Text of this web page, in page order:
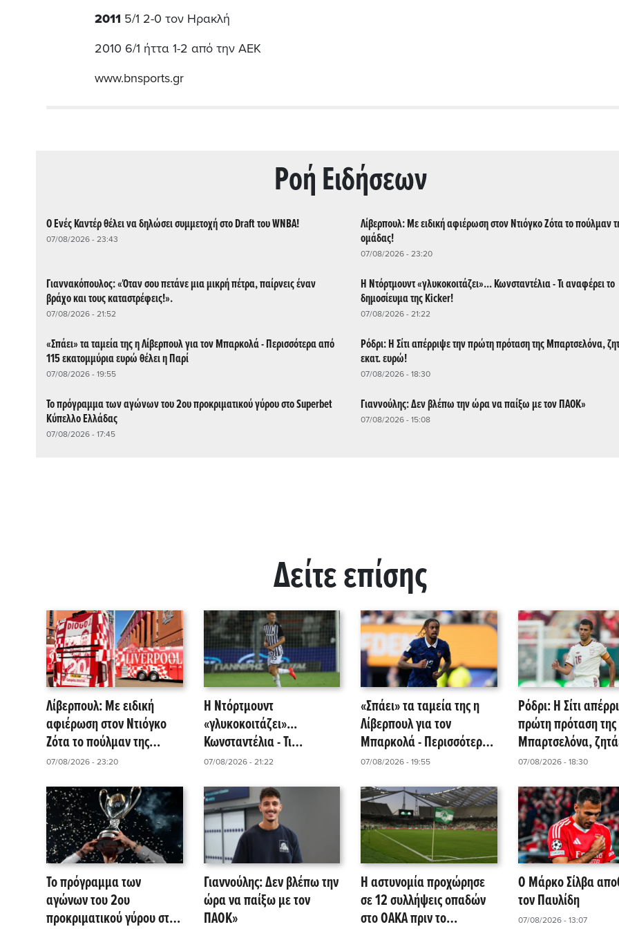
2011 5/1 2-0 τον Ηρακλή
2010 6/1 ήττα 1-2 από την ΑΕΚ
www.bnsports.gr
Ρoή Ειδήσεων
Ο Ενές Καντέρ θέλει να δηλώσει συμμετοχή στο Draft του WNBA!
07/08/2026 - 23:43
Λίβερπουλ: Με ειδική αφιέρωση στον Ντιόγκο Ζότα το πούλμαν
ομάδας!
07/08/2026 - 23:20
Γιαννακόπουλος: «Όταν σου πετάνε μια μικρή πέτρα, παίρνεις έναν
βράχο και τους καταστρέφεις!».
07/08/2026 - 21:52
Η Ντόρτμουντ «γλυκοκοιτάζει»... Κωνσταντέλια - Τι αναφέρει το
δημοσίευμα της Kicker!
07/08/2026 - 21:22
«Σπάει» τα ταμεία της η Λίβερπουλ για τον Μπαρκολά - Περισσότερα από
115 εκατομμύρια ευρώ θέλει η Παρί
07/08/2026 - 19:55
Ρόδρι: Η Σίτι απέρριψε την πρώτη πρόταση της Μπαρτσελόνα,
εκατ. ευρώ!
07/08/2026 - 18:30
Το πρόγραμμα των αγώνων του 2ου προκριματικού γύρου στο Superbet
Κύπελλο Ελλάδας
07/08/2026 - 17:45
Γιαννούλης: Δεν βλέπω την ώρα να παίξω με τον ΠΑΟΚ»
07/08/2026 - 15:08
Δείτε επίσης
Λίβερπουλ: Με ειδική
αφιέρωση στον Ντιόγκο
Ζότα το πούλμαν της
ομάδας!
07/08/2026 - 23:20
Η Ντόρτμουντ
«γλυκοκοιτάζει»...
Κωνσταντέλια - Τι
αναφέρει το δημοσίευμα
07/08/2026 - 21:22
«Σπάει» τα ταμεία της η
Λίβερπουλ για τον
Μπαρκολά - Περισσότερα
από 115 εκατομμύρια
07/08/2026 - 19:55
Ρόδρι: Η Σίτι
πρώτη πρόταση της
Μπαρτσελόνα,
εκατ. ευρώ!
07/08/2026 - 18:30
Το πρόγραμμα των
αγώνων του 2ου
προκριματικού γύρου στο
Γιαννούλης: Δεν βλέπω την
ώρα να παίξω με τον
ΠΑΟΚ»
Η αστυνομία προχώρησε
σε 12 συλλήψεις οπαδών
στο ΟΑΚΑ πριν το
Ο Μάρκο Σίλβα
τον Παυλίδη
07/08/2026 - 13:07